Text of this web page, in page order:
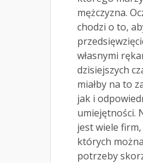
mężczyzna.
chodzi o to,
własnymi
dzisiejszych
miałby na to
jak i
umiejętności.
jest wiele
których
potrzeby